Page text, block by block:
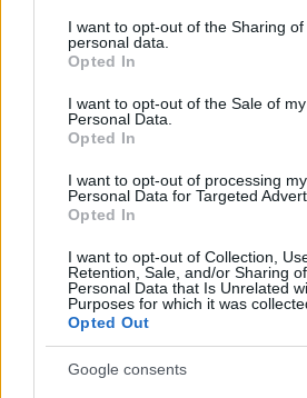
not limited to your visit or usage
grant or deny consent to Google and
use your data for below specified
consent section.
I want to opt-out of the Sharing of
personal data.
Opted In
I want to opt-out of the Sale of my
Personal Data.
Opted In
I want to opt-out of processing my
Personal Data for Targeted
Opted In
I want to opt-out of Collection,
Retention, Sale, and/or Sharing
Personal Data that Is Unrelated
Purposes for which it was
Opted Out
Google consents
Rēzija Kalniņa:
mācīties – kā
ielās
Deputāts:Esam
starpība vairs